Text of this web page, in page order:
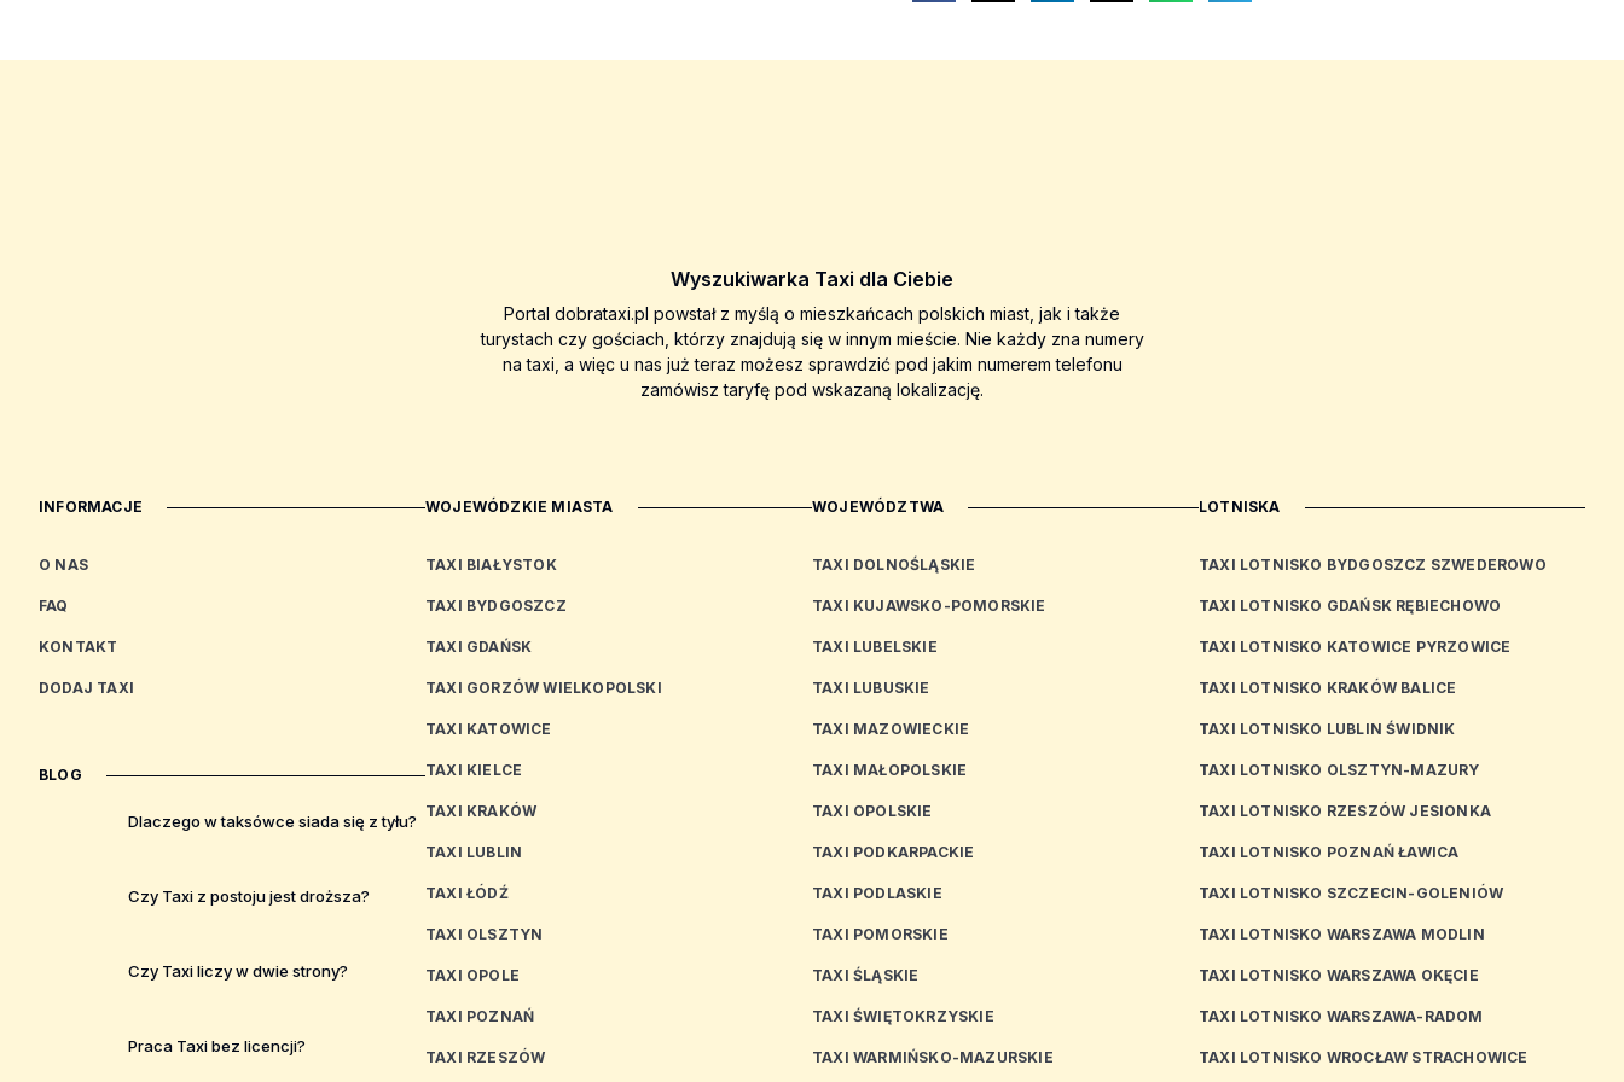
Wyszukiwarka Taxi dla Ciebie
Portal dobrataxi.pl powstał z myślą o mieszkańcach polskich miast, jak i także
turystach czy gościach, którzy znajdują się w innym mieście. Nie każdy zna numery
na taxi, a więc u nas już teraz możesz sprawdzić pod jakim numerem telefonu
zamówisz taryfę pod wskazaną lokalizację.
INFORMACJE
O NAS
FAQ
KONTAKT
DODAJ TAXI
BLOG
Dlaczego w taksówce siada się z tyłu?
Czy Taxi z postoju jest droższa?
Czy Taxi liczy w dwie strony?
Praca Taxi bez licencji?
WOJEWÓDZKIE MIASTA
TAXI BIAŁYSTOK
TAXI BYDGOSZCZ
TAXI GDAŃSK
TAXI GORZÓW WIELKOPOLSKI
TAXI KATOWICE
TAXI KIELCE
TAXI KRAKÓW
TAXI LUBLIN
TAXI ŁÓDŹ
TAXI OLSZTYN
TAXI OPOLE
TAXI POZNAŃ
TAXI RZESZÓW
WOJEWÓDZTWA
TAXI DOLNOŚLĄSKIE
TAXI KUJAWSKO-POMORSKIE
TAXI LUBELSKIE
TAXI LUBUSKIE
TAXI MAZOWIECKIE
TAXI MAŁOPOLSKIE
TAXI OPOLSKIE
TAXI PODKARPACKIE
TAXI PODLASKIE
TAXI POMORSKIE
TAXI ŚLĄSKIE
TAXI ŚWIĘTOKRZYSKIE
TAXI WARMIŃSKO-MAZURSKIE
LOTNISKA
TAXI LOTNISKO BYDGOSZCZ SZWEDEROWO
TAXI LOTNISKO GDAŃSK RĘBIECHOWO
TAXI LOTNISKO KATOWICE PYRZOWICE
TAXI LOTNISKO KRAKÓW BALICE
TAXI LOTNISKO LUBLIN ŚWIDNIK
TAXI LOTNISKO OLSZTYN-MAZURY
TAXI LOTNISKO RZESZÓW JESIONKA
TAXI LOTNISKO POZNAŃ ŁAWICA
TAXI LOTNISKO SZCZECIN-GOLENIÓW
TAXI LOTNISKO WARSZAWA MODLIN
TAXI LOTNISKO WARSZAWA OKĘCIE
TAXI LOTNISKO WARSZAWA-RADOM
TAXI LOTNISKO WROCŁAW STRACHOWICE